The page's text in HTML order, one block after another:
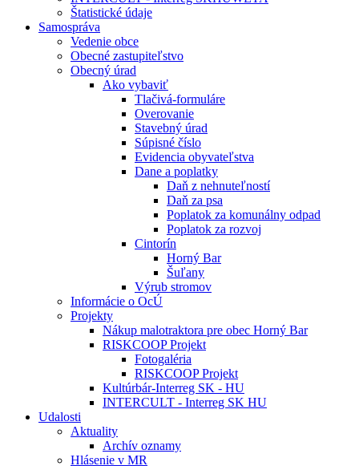
Štatistické údaje
Samospráva
Vedenie obce
Obecné zastupiteľstvo
Obecný úrad
Ako vybaviť
Tlačivá-formuláre
Overovanie
Stavebný úrad
Súpisné číslo
Evidencia obyvateľstva
Dane a poplatky
Daň z nehnuteľností
Daň za psa
Poplatok za komunálny odpad
Poplatok za rozvoj
Cintorín
Horný Bar
Šuľany
Výrub stromov
Informácie o OcÚ
Projekty
Nákup malotraktora pre obec Horný Bar
RISKCOOP Projekt
Fotogaléria
RISKCOOP Projekt
Kultúrbár-Interreg SK - HU
INTERCULT - Interreg SK HU
Udalosti
Aktuality
Archív oznamy
Hlásenie v MR